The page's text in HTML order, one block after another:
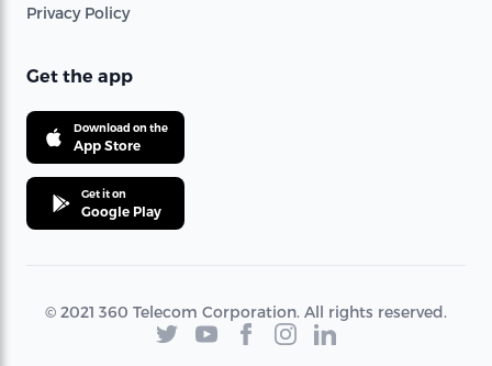
Privacy Policy
Get the app
Download on the
App Store
Get it on
Google Play
© 2021 360 Telecom Corporation. All rights reserved.